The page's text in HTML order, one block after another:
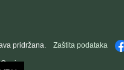
pridržana. Zaštita podataka